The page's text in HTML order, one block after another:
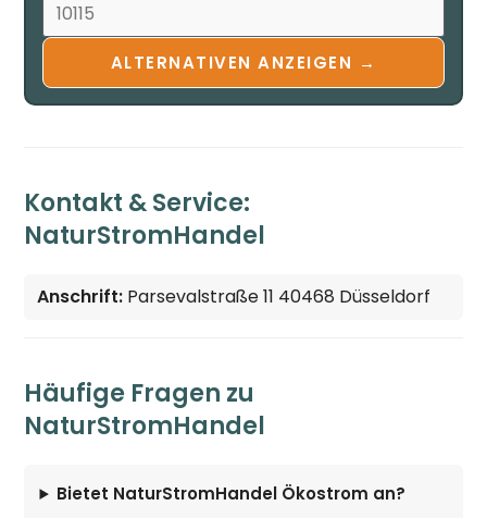
ALTERNATIVEN ANZEIGEN →
Kontakt & Service:
NaturStromHandel
Anschrift: Parsevalstraße 11 40468 Düsseldorf
Häufige Fragen zu
NaturStromHandel
Bietet NaturStromHandel Ökostrom an?